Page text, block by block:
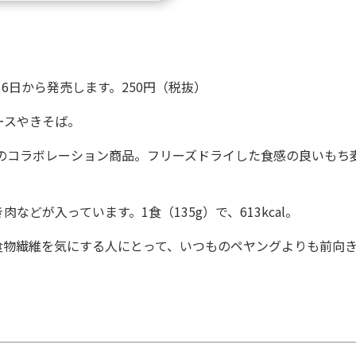
から発売します。250円（税抜）
やきそば。
ラボレーション商品。フリーズドライした食感の良いもち
どが入っています。1食（135g）で、613kcal。
維を気にする人にとって、いつものペヤングよりも前向